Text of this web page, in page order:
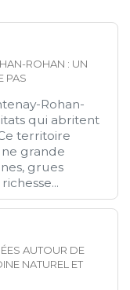
ROHAN : UN
PAS
Rohan-
qui abritent
territoire
grande
grues
AUTOUR DE
NATUREL ET